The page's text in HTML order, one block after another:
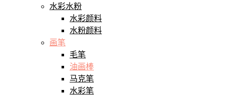
水彩水粉
水彩颜料
水粉颜料
画笔
毛笔
油画棒
马克笔
水彩笔